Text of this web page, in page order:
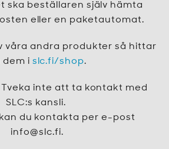
ska beställaren själv hämta
eller en paketautomat.
våra andra produkter så hittar
dem i slc.fi/shop.
inte att ta kontakt med
SLC:s kansli.
kan du kontakta per e-post
info@slc.fi.